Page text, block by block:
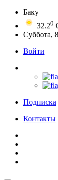
Баку
32.20
Суббота,
Войти
Подписка
Контакты